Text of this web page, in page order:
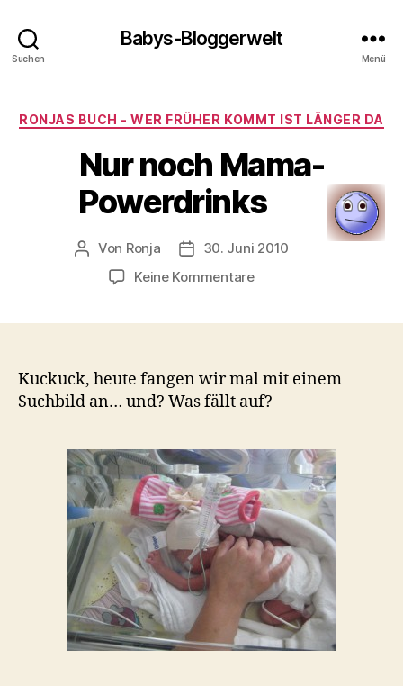
Suchen
Babys-Bloggerwelt
Menü
Kategorien
RONJAS BUCH - WER FRÜHER KOMMT IST LÄNGER DA
Nur noch Mama-
Powerdrinks
Beitragsautor
Von Ronja Veröffentlichungsdatum
30. Juni 2010
Keine Kommentarezu
Kuckuck, heute fangen wir mal mit einem
Suchbild an… und? Was fällt auf?